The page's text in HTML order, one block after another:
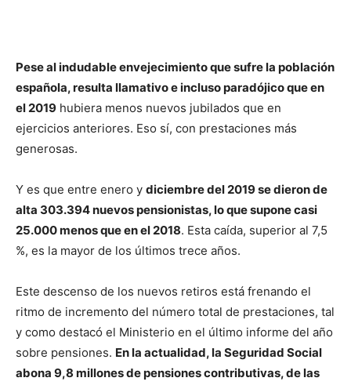
Pese al indudable envejecimiento que sufre la población
española, resulta llamativo e incluso paradójico que en
el 2019 hubiera menos nuevos jubilados que en
ejercicios anteriores. Eso sí, con prestaciones más
generosas.
Y es que entre enero y diciembre del 2019 se dieron de
alta 303.394 nuevos pensionistas, lo que supone casi
25.000 menos que en el 2018. Esta caída, superior al 7,5
%, es la mayor de los últimos trece años.
Este descenso de los nuevos retiros está frenando el
ritmo de incremento del número total de prestaciones, tal
y como destacó el Ministerio en el último informe del año
sobre pensiones. En la actualidad, la Seguridad Social
abona 9,8 millones de pensiones contributivas, de las